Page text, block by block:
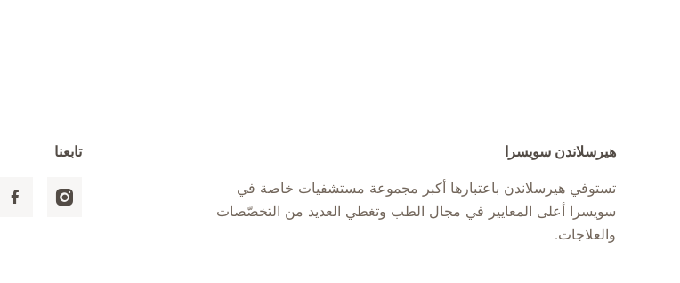
هيرسلاندن سويسرا
تستوفي هيرسلاندن باعتبارها أكبر مجموعة مستشفيات خاصة في
سويسرا أعلى المعايير في مجال الطب وتغطي العديد من التخصّصات
والعلاجات.
تابعنا